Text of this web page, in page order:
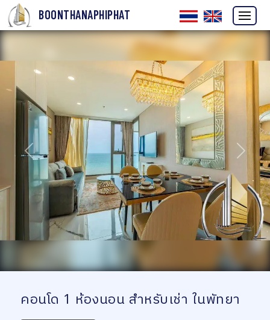
BOONTHANAPHIPHAT
ก่อนหน้า ถัดไป
คอนโด 1 ห้องนอน สำหรับเช่า ในพัทยา